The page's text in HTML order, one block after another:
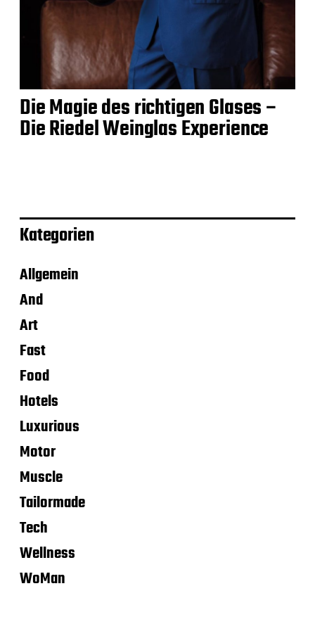
Die Magie des richtigen Glases –
Die Riedel Weinglas Experience
Kategorien
Allgemein
And
Art
Fast
Food
Hotels
Luxurious
Motor
Muscle
Tailormade
Tech
Wellness
WoMan